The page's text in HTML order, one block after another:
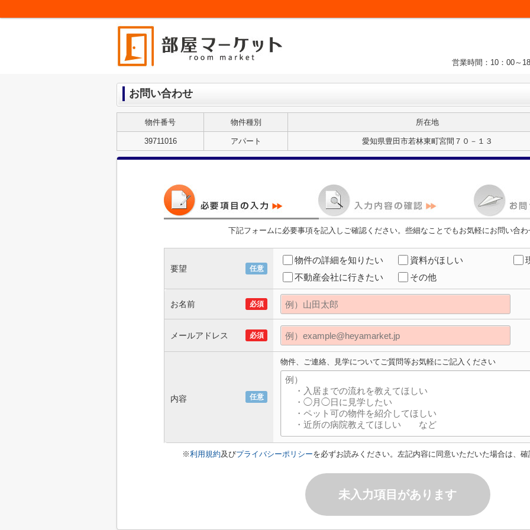
営業時間：10：00～
お問い合わせ
物件番号 物件種別 所在地
39711016 アパート 愛知県豊田市若林東町宮間７０－１３
下記フォームに必要事項を記入しご確認ください。些細なことでもお気軽にお問い合
要望 任意
物件の詳細を知りたい 資料がほしい
不動産会社に行きたい
その他
お名前 必須
メールアドレス 必須
内容 任意
物件、ご連絡、見学についてご質問等お気軽にご記入ください
※利用規約及びプライバシーポリシーを必ずお読みください。左記内容に同意いただいた場合は、
未入力項目があります